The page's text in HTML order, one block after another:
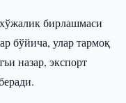
бирлашмаси
бўйича, улар тармоқ
назар, экспорт